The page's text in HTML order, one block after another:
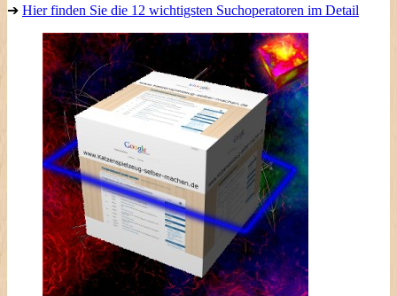
➔ Hier finden Sie die 12 wichtigsten Suchoperatoren im Detail